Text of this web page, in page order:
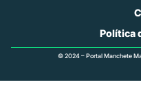
Política
© 2024 – Portal Manchete